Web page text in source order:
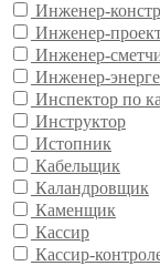
Инженер-
Инженер-
Инженер-
Инженер-
Инспектор по
Инструктор
Истопник
Кабельщик
Каландровщик
Каменщик
Кассир
Кассир-